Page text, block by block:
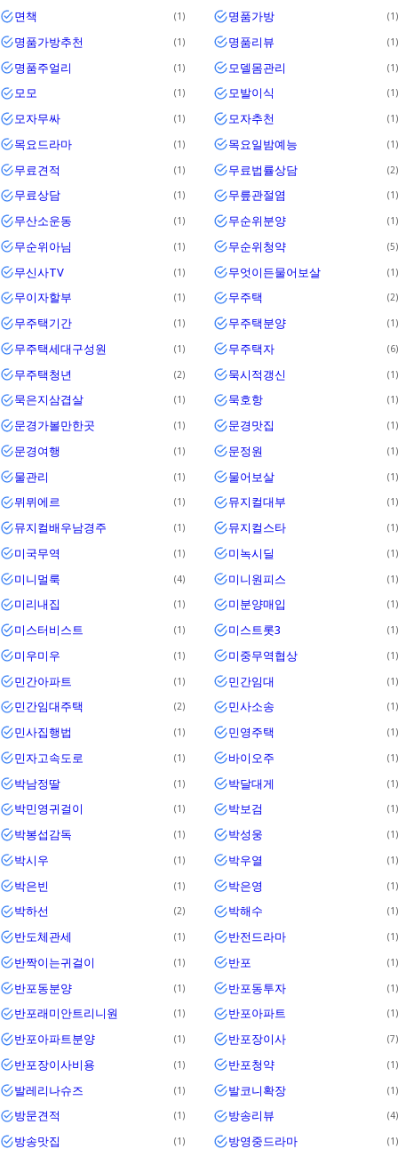
면책 1 명품가방 1
명품가방추천 1 명품리뷰 1
명품주얼리 1 모델몸관리 1
모모 1 모발이식 1
모자무싸 1 모자추천 1
목요드라마 1 목요일밤예능 1
무료견적 1 무료법률상담 2
무료상담 1 무릎관절염 1
무산소운동 1 무순위분양 1
무순위아님 1 무순위청약 5
무신사TV 1 무엇이든물어보살 1
무이자할부 1 무주택 2
무주택기간 1 무주택분양 1
무주택세대구성원 1 무주택자 6
무주택청년 2 묵시적갱신 1
묵은지삼겹살 1 묵호항 1
문경가볼만한곳 1 문경맛집 1
문경여행 1 문정원 1
물관리 1 물어보살 1
뮈뮈에르 1 뮤지컬대부 1
뮤지컬배우남경주 1 뮤지컬스타 1
미국무역 1 미녹시딜 1
미니멀룩 4 미니원피스 1
미리내집 1 미분양매입 1
미스터비스트 1 미스트롯3 1
미우미우 1 미중무역협상 1
민간아파트 1 민간임대 1
민간임대주택 2 민사소송 1
민사집행법 1 민영주택 1
민자고속도로 1 바이오주 1
박남정딸 1 박달대게 1
박민영귀걸이 1 박보검 1
박봉섭감독 1 박성웅 1
박시우 1 박우열 1
박은빈 1 박은영 1
박하선 2 박해수 1
반도체관세 1 반전드라마 1
반짝이는귀걸이 1 반포 1
반포동분양 1 반포동투자 1
반포래미안트리니원 1 반포아파트 1
반포아파트분양 1 반포장이사 7
반포장이사비용 1 반포청약 1
발레리나슈즈 1 발코니확장 1
방문견적 1 방송리뷰 4
방송맛집 1 방영중드라마 1